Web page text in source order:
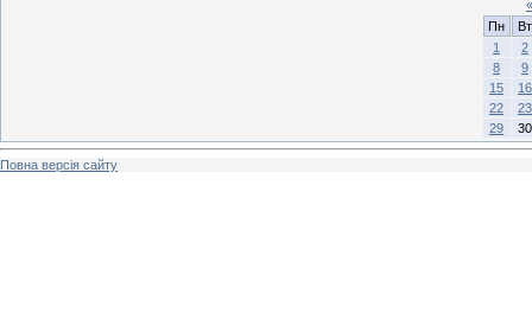
«
Пн
Вт
1
2
8
9
15
16
22
23
29
30
Повна версія сайту